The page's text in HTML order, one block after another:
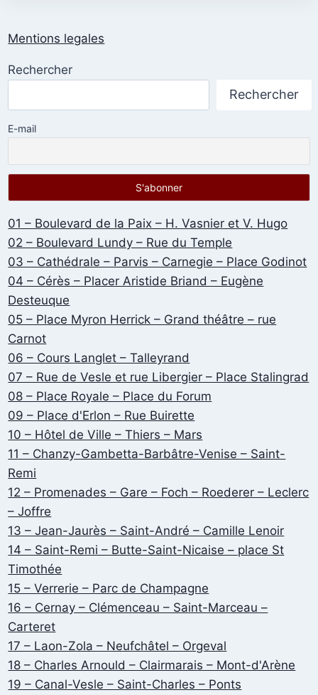
Mentions legales
Rechercher
Rechercher
E-mail
01 – Boulevard de la Paix – H. Vasnier et V. Hugo
02 – Boulevard Lundy – Rue du Temple
03 – Cathédrale – Parvis – Carnegie – Place Godinot
04 – Cérès – Placer Aristide Briand – Eugène
Desteuque
05 – Place Myron Herrick – Grand théâtre – rue
Carnot
06 – Cours Langlet – Talleyrand
07 – Rue de Vesle et rue Libergier – Place Stalingrad
08 – Place Royale – Place du Forum
09 – Place d'Erlon – Rue Buirette
10 – Hôtel de Ville – Thiers – Mars
11 – Chanzy-Gambetta-Barbâtre-Venise – Saint-
Remi
12 – Promenades – Gare – Foch – Roederer – Leclerc
– Joffre
13 – Jean-Jaurès – Saint-André – Camille Lenoir
14 – Saint-Remi – Butte-Saint-Nicaise – place St
Timothée
15 – Verrerie – Parc de Champagne
16 – Cernay – Clémenceau – Saint-Marceau –
Carteret
17 – Laon-Zola – Neufchâtel – Orgeval
18 – Charles Arnould – Clairmarais – Mont-d'Arène
19 – Canal-Vesle – Saint-Charles – Ponts